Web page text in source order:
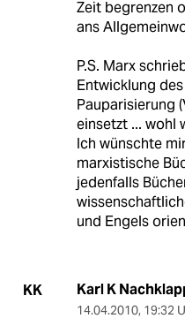
Zeit begrenzen
ans
P.S. Marx
Entwicklung
Pauparisierung
einsetzt ... wohl
Ich wünschte
marxistische
jedenfalls
und Engels
KK Karl K
14.04.2010, 19:32